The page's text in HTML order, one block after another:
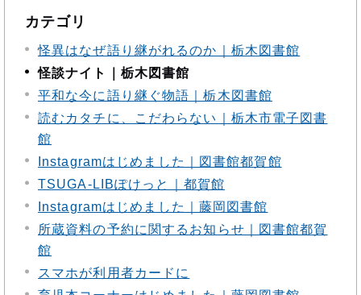
カテゴリ
怪異はなぜ語り継がれるのか｜栃木図書館
怪談ナイト｜栃木図書館
平和な今に語り継ぐ物語｜栃木図書館
読むカタチに、こだわらない｜栃木市電子図書
館
Instagramはじめました｜図書館都賀館
TSUGA-LIBぽけっと｜都賀館
Instagramはじめました｜藤岡図書館
所蔵資料の予約に関するお知らせ｜図書館都賀
館
スマホが利用者カードに